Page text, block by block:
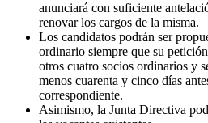
anunciará con suficiente
renovar los cargos de la misma.
Los candidatos podrán ser
ordinario siempre que su
otros cuatro socios ordinarios y
menos cuarenta y cinco días
correspondiente.
Asimismo, la Junta Directiva